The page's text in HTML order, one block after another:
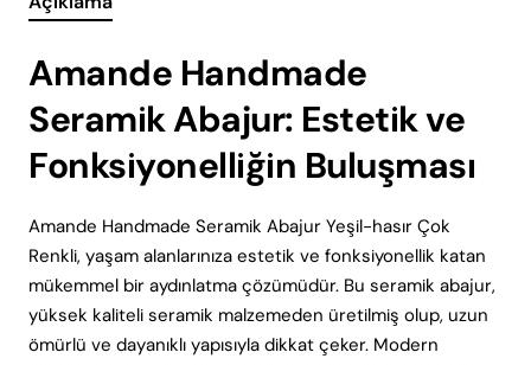
Amande Handmade
Seramik Abajur: Estetik ve
Fonksiyonelliğin Buluşması
Amande Handmade Seramik Abajur Yeşil-hasır Çok
Renkli, yaşam alanlarınıza estetik ve fonksiyonellik katan
mükemmel bir aydınlatma çözümüdür. Bu seramik abajur,
yüksek kaliteli seramik malzemeden üretilmiş olup, uzun
ömürlü ve dayanıklı yapısıyla dikkat çeker. Modern